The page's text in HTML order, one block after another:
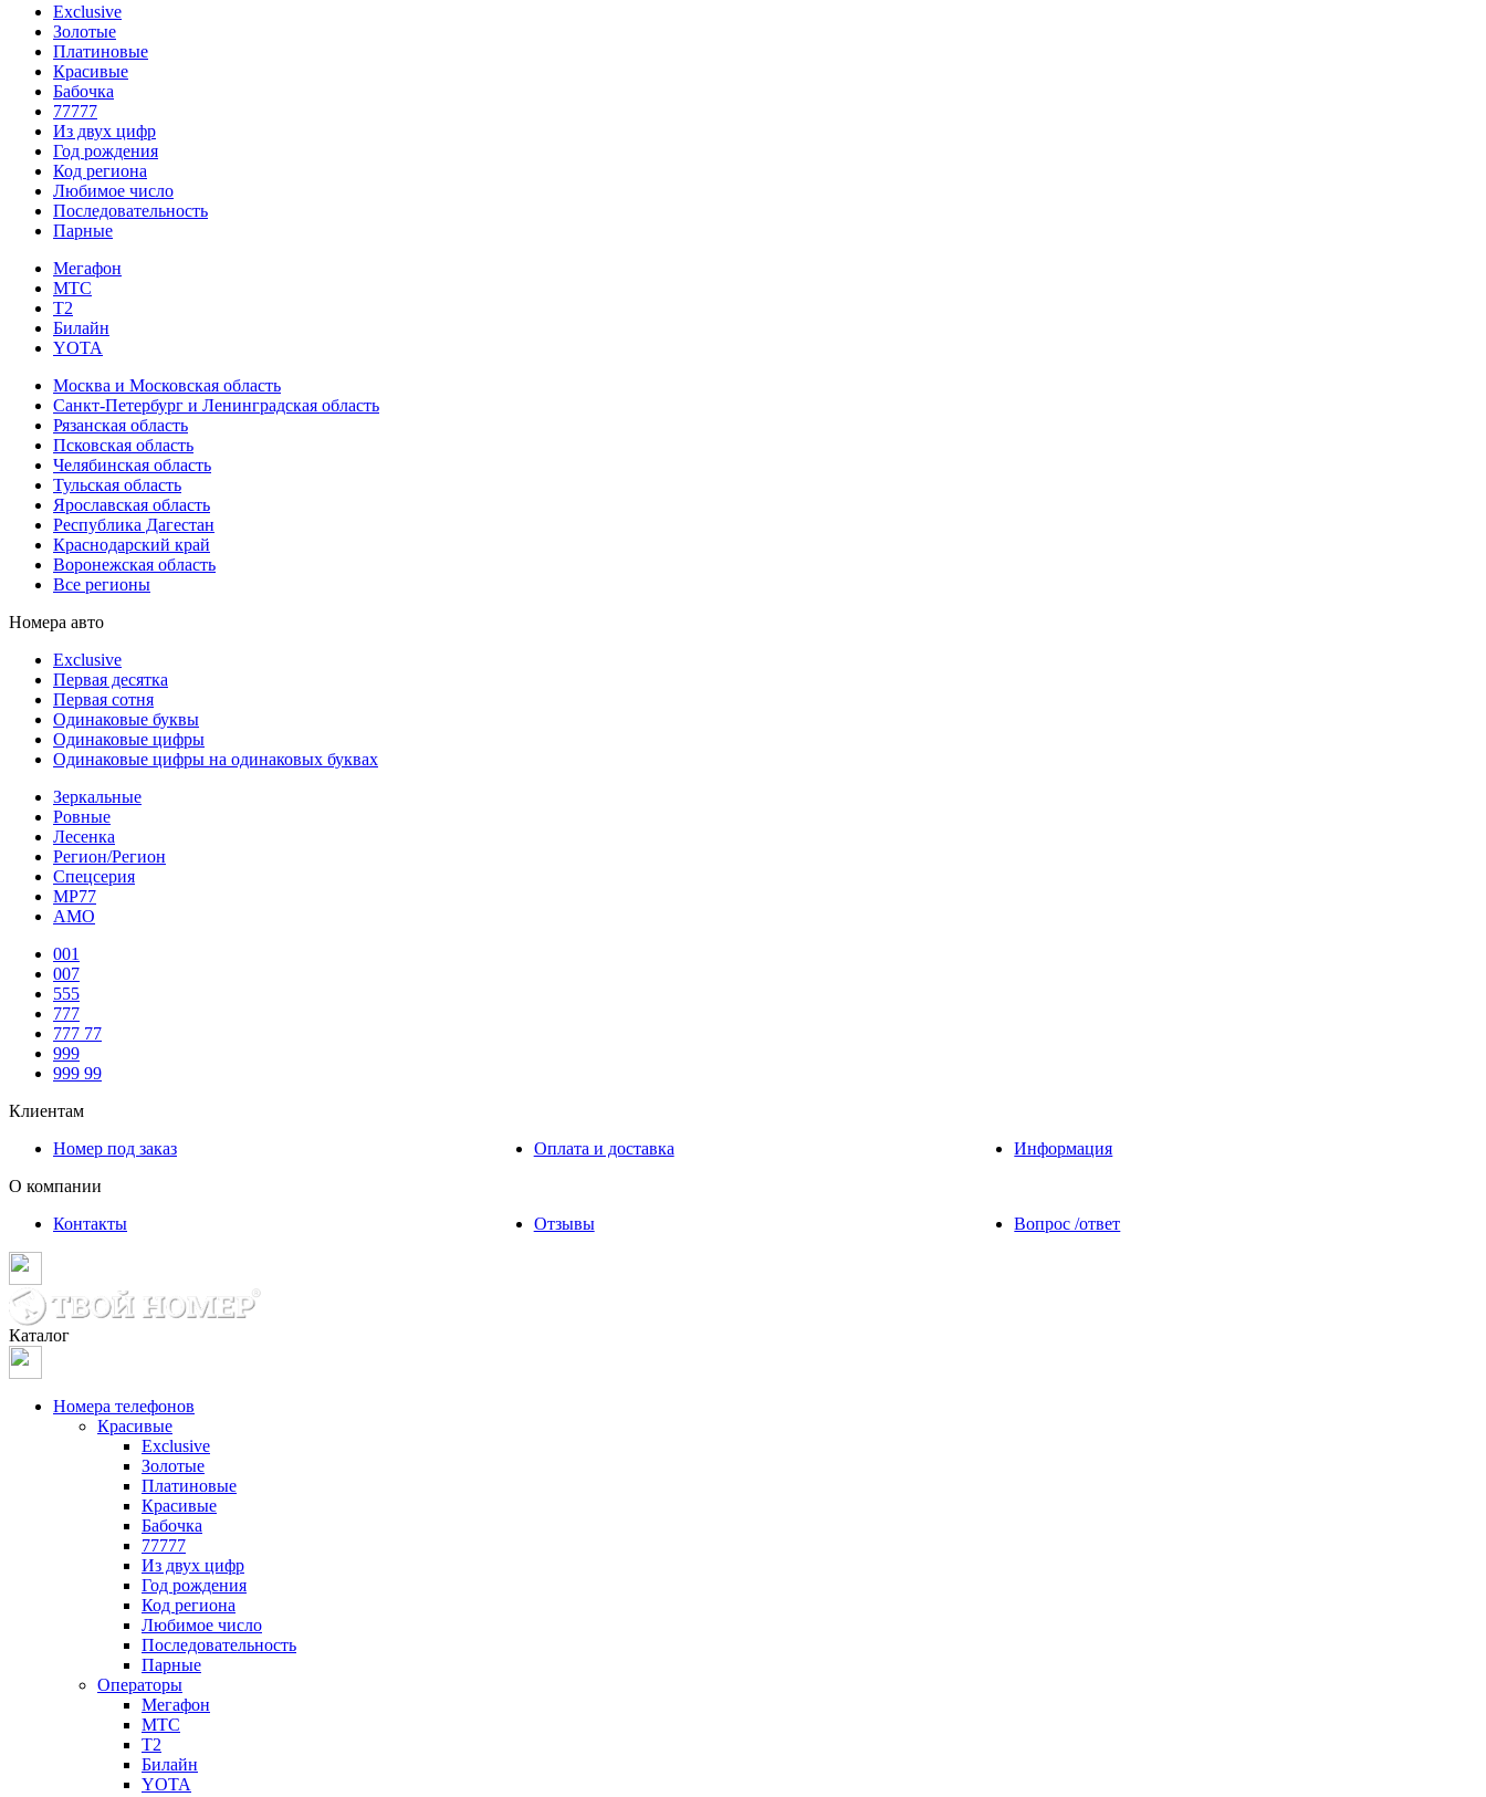
Exclusive
Золотые
Платиновые
Красивые
Бабочка
77777
Из двух цифр
Год рождения
Код региона
Любимое число
Последовательность
Парные
Мегафон
МТС
Т2
Билайн
YOTA
Москва и Московская область
Санкт-Петербург и Ленинградская область
Рязанская область
Псковская область
Челябинская область
Тульская область
Ярославская область
Республика Дагестан
Краснодарский край
Воронежская область
Все регионы
Номера авто
Exclusive
Первая десятка
Первая сотня
Одинаковые буквы
Одинаковые цифры
Одинаковые цифры на одинаковых буквах
Зеркальные
Ровные
Лесенка
Регион/Регион
Спецсерия
МР77
АМО
001
007
555
777
777 77
999
999 99
Клиентам
Номер под заказ
Оплата и доставка
Информация
О компании
Контакты
Отзывы Вопрос /ответ
Каталог
Номера телефонов
Красивые
Exclusive
Золотые
Платиновые
Красивые
Бабочка
77777
Из двух цифр
Год рождения
Код региона
Любимое число
Последовательность
Парные
Операторы
Мегафон
МТС
Т2
Билайн
YOTA